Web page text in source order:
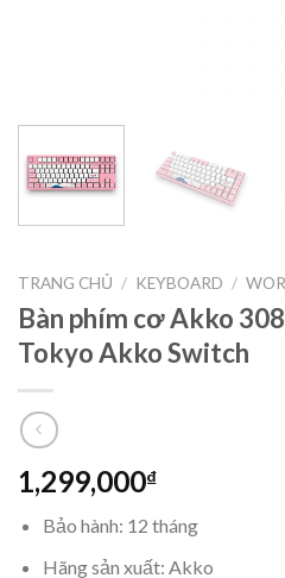
TRANG CHỦ / KEYBOARD /
Bàn phím cơ Akko
Tokyo Akko Switch
1,299,000₫
Bảo hành: 12 tháng
Hãng sản xuất: Akko